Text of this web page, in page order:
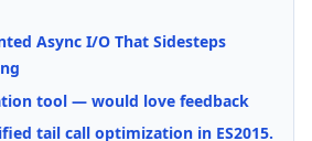
Async I/O That Sidesteps
tool — would love feedback
tail call optimization in ES2015.